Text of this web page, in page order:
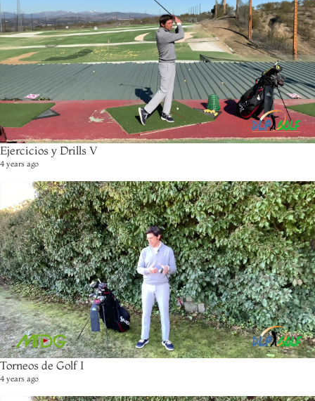
Ejercicios y Drills V
4 years ago
Torneos de Golf I
4 years ago